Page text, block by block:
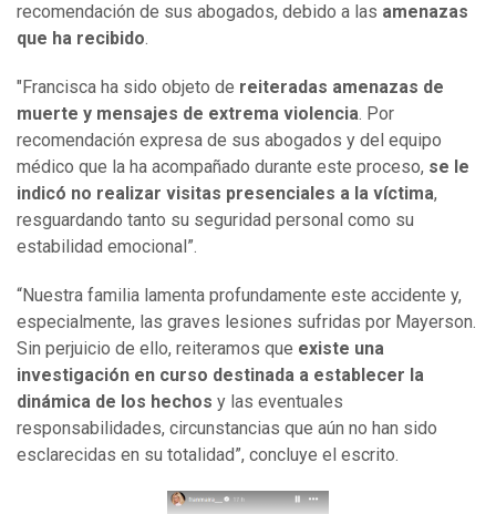
recomendación de sus abogados, debido a las amenazas
que ha recibido.
"Francisca ha sido objeto de reiteradas amenazas de
muerte y mensajes de extrema violencia. Por
recomendación expresa de sus abogados y del equipo
médico que la ha acompañado durante este proceso, se le
indicó no realizar visitas presenciales a la víctima,
resguardando tanto su seguridad personal como su
estabilidad emocional”.
“Nuestra familia lamenta profundamente este accidente y,
especialmente, las graves lesiones sufridas por Mayerson.
Sin perjuicio de ello, reiteramos que existe una
investigación en curso destinada a establecer la
dinámica de los hechos y las eventuales
responsabilidades, circunstancias que aún no han sido
esclarecidas en su totalidad”, concluye el escrito.